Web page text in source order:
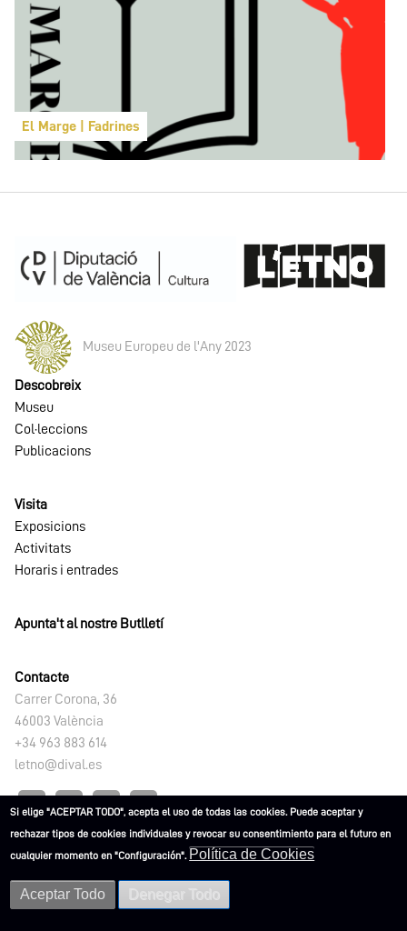
El Marge | Fadrines
Museu Europeu de l'Any 2023
Descobreix
Museu
Col·leccions
Publicacions
Visita
Exposicions
Activitats
Horaris i entrades
Apunta't al nostre Butlletí
Contacte
Carrer Corona, 36
46003 València
+34 963 883 614
letno@dival.es
Advertències
Política de
Si elige "ACEPTAR TODO", acepta el uso de todas las cookies. Puede aceptar y
rechazar tipos de cookies individuales y revocar su consentimiento para el futuro en
cualquier momento en "Configuración". Política de Cookies
Aceptar Todo Denegar Todo